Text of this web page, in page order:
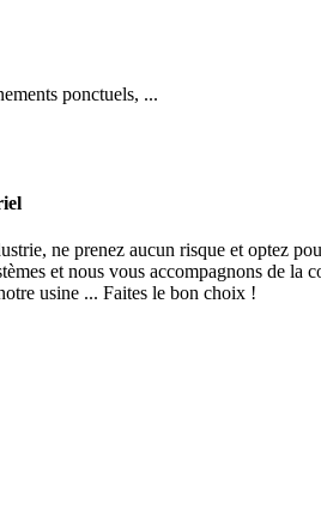
ponctuels, ...
ne prenez aucun risque et optez
et nous vous accompagnons de
usine ... Faites le bon choix !